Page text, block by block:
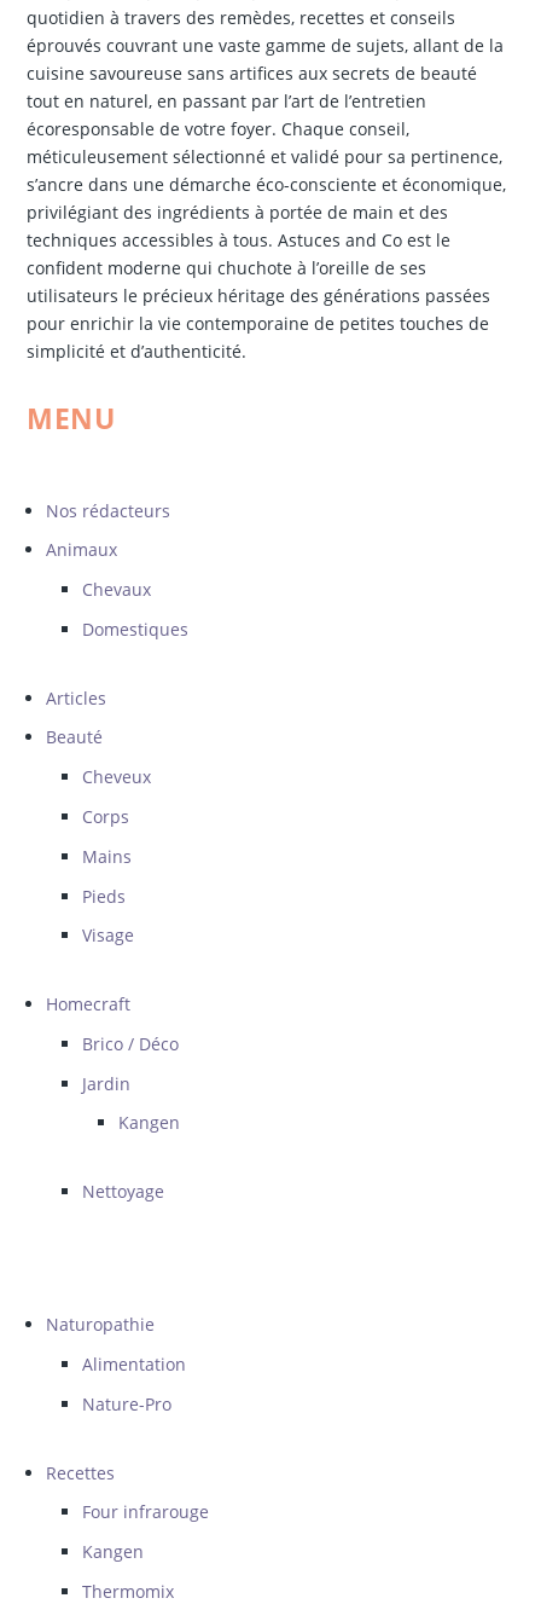
quotidien à travers des remèdes, recettes et conseils
éprouvés couvrant une vaste gamme de sujets, allant de la
cuisine savoureuse sans artifices aux secrets de beauté
tout en naturel, en passant par l’art de l’entretien
écoresponsable de votre foyer. Chaque conseil,
méticuleusement sélectionné et validé pour sa pertinence,
s’ancre dans une démarche éco-consciente et économique,
privilégiant des ingrédients à portée de main et des
techniques accessibles à tous. Astuces and Co est le
confident moderne qui chuchote à l’oreille de ses
utilisateurs le précieux héritage des générations passées
pour enrichir la vie contemporaine de petites touches de
simplicité et d’authenticité.
MENU
Nos rédacteurs
Animaux
Chevaux
Domestiques
Articles
Beauté
Cheveux
Corps
Mains
Pieds
Visage
Homecraft
Brico / Déco
Jardin
Kangen
Nettoyage
Naturopathie
Alimentation
Nature-Pro
Recettes
Four infrarouge
Kangen
Thermomix